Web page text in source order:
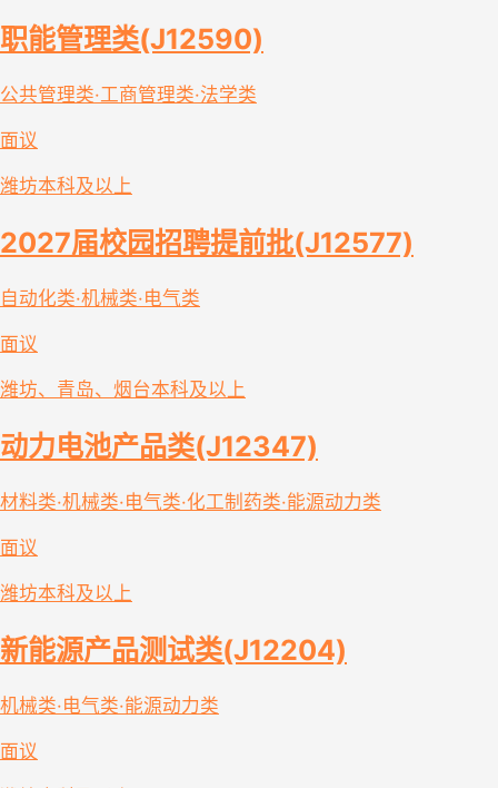
职能管理类(J12590)
公共管理类·工商管理类·法学类
面议
潍坊本科及以上
2027届校园招聘提前批(J12577)
自动化类·机械类·电气类
面议
潍坊、青岛、烟台本科及以上
动力电池产品类(J12347)
材料类·机械类·电气类·化工制药类·能源动力类
面议
潍坊本科及以上
新能源产品测试类(J12204)
机械类·电气类·能源动力类
面议